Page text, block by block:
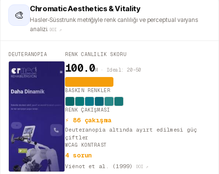
🎨
Chromatic Aesthetics & Vitality
Hasler-Süsstrunk metriğiyle renk canlılığı ve perceptual varyans
analizi. DOI ↗
DEUTERANOPIA RENK CANLILIK SKORU
100.0M · İdeal: 20–50
BASKIN RENKLER
RENK ÇAKIŞMASI
⚡ 86 çakışma
Deuteranopia altında ayırt edilmesi güç
çiftler
WCAG KONTRAST
4 sorun
Viénot et al. (1999) DOI ↗